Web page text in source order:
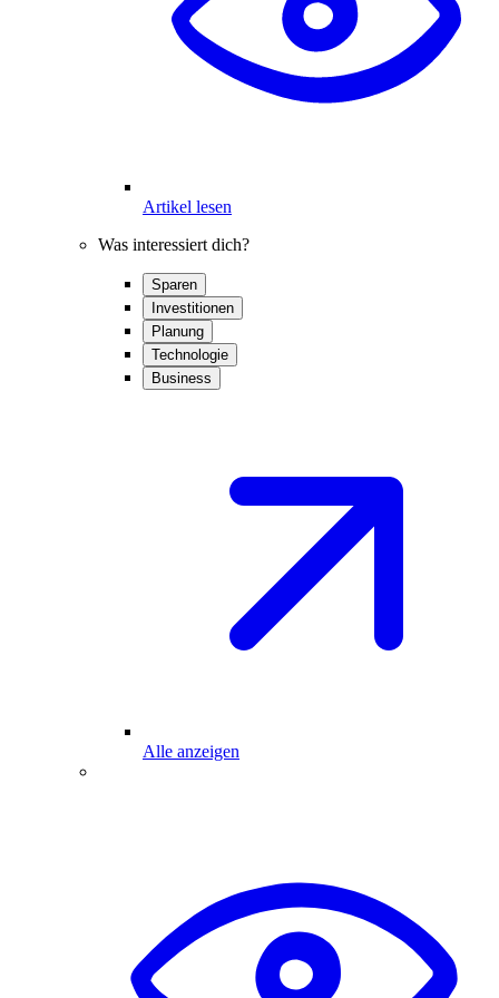
Artikel lesen
Was interessiert dich?
Sparen
Investitionen
Planung
Technologie
Business
Alle anzeigen